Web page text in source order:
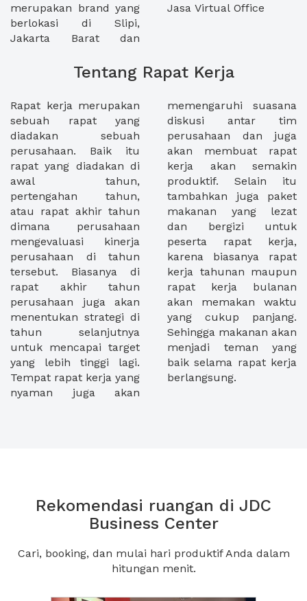
merupakan brand yang
berlokasi di Slipi,
Jakarta Barat dan
Jasa Virtual Office
Tentang Rapat Kerja
Rapat kerja merupakan
sebuah rapat yang
diadakan sebuah
perusahaan. Baik itu
rapat yang diadakan di
awal tahun,
pertengahan tahun,
atau rapat akhir tahun
dimana perusahaan
mengevaluasi kinerja
perusahaan di tahun
tersebut. Biasanya di
rapat akhir tahun
perusahaan juga akan
menentukan strategi di
tahun selanjutnya
untuk mencapai target
yang lebih tinggi lagi.
Tempat rapat kerja yang
nyaman juga akan
memengaruhi suasana
diskusi antar tim
perusahaan dan juga
akan membuat rapat
kerja akan semakin
produktif. Selain itu
tambahkan juga paket
makanan yang lezat
dan bergizi untuk
peserta rapat kerja,
karena biasanya rapat
kerja tahunan maupun
rapat kerja bulanan
akan memakan waktu
yang cukup panjang.
Sehingga makanan akan
menjadi teman yang
baik selama rapat kerja
berlangsung.
Rekomendasi ruangan di JDC
Business Center
Cari, booking, dan mulai hari produktif Anda dalam
hitungan menit.